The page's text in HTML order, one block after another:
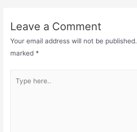
Leave a Comment
Your email address will not be published.
marked *